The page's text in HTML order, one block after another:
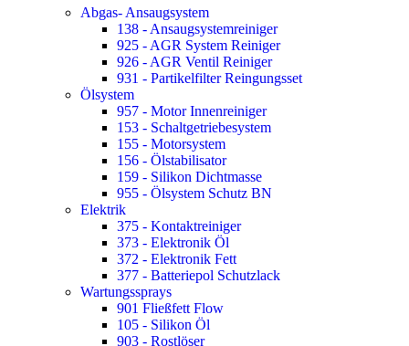
Abgas- Ansaugsystem
138 - Ansaugsystemreiniger
925 - AGR System Reiniger
926 - AGR Ventil Reiniger
931 - Partikelfilter Reingungsset
Ölsystem
957 - Motor Innenreiniger
153 - Schaltgetriebesystem
155 - Motorsystem
156 - Ölstabilisator
159 - Silikon Dichtmasse
955 - Ölsystem Schutz BN
Elektrik
375 - Kontaktreiniger
373 - Elektronik Öl
372 - Elektronik Fett
377 - Batteriepol Schutzlack
Wartungssprays
901 Fließfett Flow
105 - Silikon Öl
903 - Rostlöser